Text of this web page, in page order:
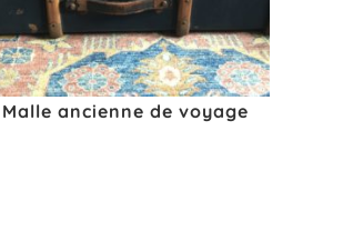
Malle ancienne de voyage